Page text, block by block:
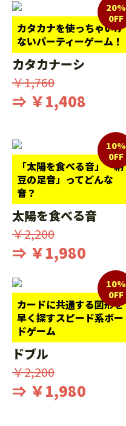
カタカナを使っちゃいけ
ないパーティーゲーム！
20%
0FF
カタカナーシ
￥1,760
⇒ ￥1,408
「太陽を食べる音」「納
豆の足音」ってどんな
音？
10%
0FF
太陽を食べる音
￥2,200
⇒ ￥1,980
カードに共通する図形を
早く探すスピード系ボー
ドゲーム
10%
0FF
ドブル
￥2,200
⇒ ￥1,980